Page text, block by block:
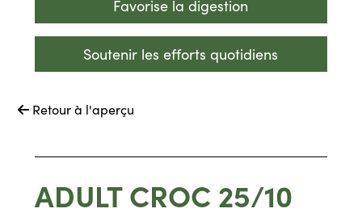
Favorise la digestion
Soutenir les efforts quotidiens
 Retour à l'aperçu
ADULT CROC 25/10